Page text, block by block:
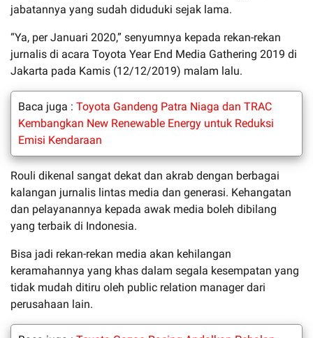
jabatannya yang sudah diduduki sejak lama.
“Ya, per Januari 2020,” senyumnya kepada rekan-rekan
jurnalis di acara Toyota Year End Media Gathering 2019 di
Jakarta pada Kamis (12/12/2019) malam lalu.
Baca juga : Toyota Gandeng Patra Niaga dan TRAC
Kembangkan New Renewable Energy untuk Reduksi
Emisi Kendaraan
Rouli dikenal sangat dekat dan akrab dengan berbagai
kalangan jurnalis lintas media dan generasi. Kehangatan
dan pelayanannya kepada awak media boleh dibilang
yang terbaik di Indonesia.
Bisa jadi rekan-rekan media akan kehilangan
keramahannya yang khas dalam segala kesempatan yang
tidak mudah ditiru oleh public relation manager dari
perusahaan lain.